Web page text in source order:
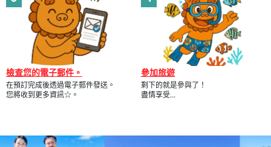
檢查您的電子郵件。
在預訂完成後透過電子郵件發送。
您將收到更多資訊☆。
參加旅遊
剩下的就是參與了！
盡情享受...